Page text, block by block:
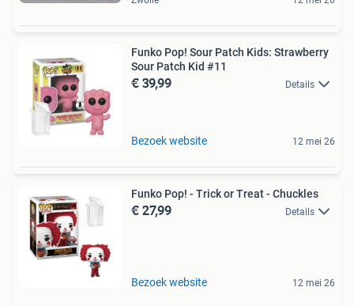
Funko Pop! Sour Patch Kids: Strawberry
Sour Patch Kid #11
€ 39,99 Details
Bezoek website 12 mei 26
Funko Pop! - Trick or Treat - Chuckles
€ 27,99 Details
Bezoek website 12 mei 26